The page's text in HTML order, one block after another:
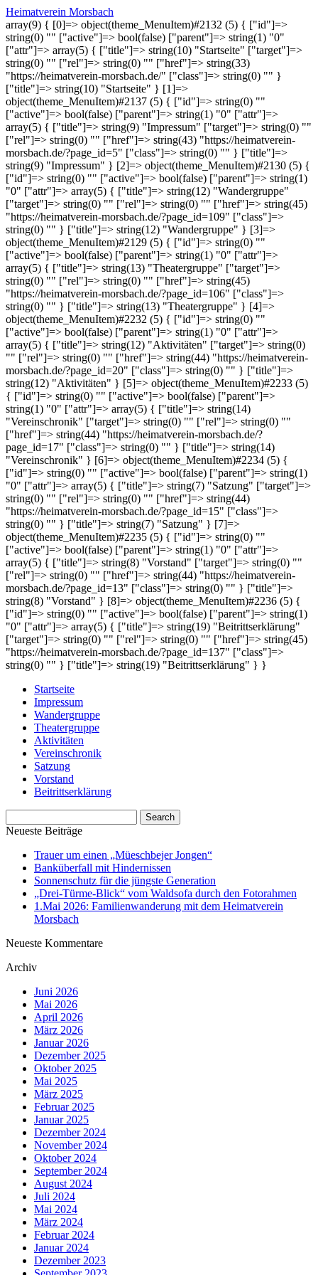
Heimatverein Morsbach
array(9) { [0]=> object(theme_MenuItem)#2132 (5) { ["id"]=>
string(0) "" ["active"]=> bool(false) ["parent"]=> string(1) "0"
["attr"]=> array(5) { ["title"]=> string(10) "Startseite" ["target"]=>
string(0) "" ["rel"]=> string(0) "" ["href"]=> string(33)
"https://heimatverein-morsbach.de/" ["class"]=> string(0) "" }
["title"]=> string(10) "Startseite" } [1]=>
object(theme_MenuItem)#2137 (5) { ["id"]=> string(0) ""
["active"]=> bool(false) ["parent"]=> string(1) "0" ["attr"]=>
array(5) { ["title"]=> string(9) "Impressum" ["target"]=> string(0) ""
["rel"]=> string(0) "" ["href"]=> string(43) "https://heimatverein-
morsbach.de/?page_id=5" ["class"]=> string(0) "" } ["title"]=>
string(9) "Impressum" } [2]=> object(theme_MenuItem)#2130 (5) {
["id"]=> string(0) "" ["active"]=> bool(false) ["parent"]=> string(1)
"0" ["attr"]=> array(5) { ["title"]=> string(12) "Wandergruppe"
["target"]=> string(0) "" ["rel"]=> string(0) "" ["href"]=> string(45)
"https://heimatverein-morsbach.de/?page_id=109" ["class"]=>
string(0) "" } ["title"]=> string(12) "Wandergruppe" } [3]=>
object(theme_MenuItem)#2129 (5) { ["id"]=> string(0) ""
["active"]=> bool(false) ["parent"]=> string(1) "0" ["attr"]=>
array(5) { ["title"]=> string(13) "Theatergruppe" ["target"]=>
string(0) "" ["rel"]=> string(0) "" ["href"]=> string(45)
"https://heimatverein-morsbach.de/?page_id=106" ["class"]=>
string(0) "" } ["title"]=> string(13) "Theatergruppe" } [4]=>
object(theme_MenuItem)#2232 (5) { ["id"]=> string(0) ""
["active"]=> bool(false) ["parent"]=> string(1) "0" ["attr"]=>
array(5) { ["title"]=> string(12) "Aktivitäten" ["target"]=> string(0)
"" ["rel"]=> string(0) "" ["href"]=> string(44) "https://heimatverein-
morsbach.de/?page_id=20" ["class"]=> string(0) "" } ["title"]=>
string(12) "Aktivitäten" } [5]=> object(theme_MenuItem)#2233 (5)
{ ["id"]=> string(0) "" ["active"]=> bool(false) ["parent"]=>
string(1) "0" ["attr"]=> array(5) { ["title"]=> string(14)
"Vereinschronik" ["target"]=> string(0) "" ["rel"]=> string(0) ""
["href"]=> string(44) "https://heimatverein-morsbach.de/?
page_id=17" ["class"]=> string(0) "" } ["title"]=> string(14)
"Vereinschronik" } [6]=> object(theme_MenuItem)#2234 (5) {
["id"]=> string(0) "" ["active"]=> bool(false) ["parent"]=> string(1)
"0" ["attr"]=> array(5) { ["title"]=> string(7) "Satzung" ["target"]=>
string(0) "" ["rel"]=> string(0) "" ["href"]=> string(44)
"https://heimatverein-morsbach.de/?page_id=15" ["class"]=>
string(0) "" } ["title"]=> string(7) "Satzung" } [7]=>
object(theme_MenuItem)#2235 (5) { ["id"]=> string(0) ""
["active"]=> bool(false) ["parent"]=> string(1) "0" ["attr"]=>
array(5) { ["title"]=> string(8) "Vorstand" ["target"]=> string(0) ""
["rel"]=> string(0) "" ["href"]=> string(44) "https://heimatverein-
morsbach.de/?page_id=13" ["class"]=> string(0) "" } ["title"]=>
string(8) "Vorstand" } [8]=> object(theme_MenuItem)#2236 (5) {
["id"]=> string(0) "" ["active"]=> bool(false) ["parent"]=> string(1)
"0" ["attr"]=> array(5) { ["title"]=> string(19) "Beitrittserklärung"
["target"]=> string(0) "" ["rel"]=> string(0) "" ["href"]=> string(45)
"https://heimatverein-morsbach.de/?page_id=137" ["class"]=>
string(0) "" } ["title"]=> string(19) "Beitrittserklärung" } }
Startseite
Impressum
Wandergruppe
Theatergruppe
Aktivitäten
Vereinschronik
Satzung
Vorstand
Beitrittserklärung
Neueste Beiträge
Trauer um einen „Müeschbejer Jongen“
Banküberfall mit Hindernissen
Sonnenschutz für die jüngste Generation
„Drei-Türme-Blick“ vom Waldsofa durch den Fotorahmen
1.Mai 2026: Familienwanderung mit dem Heimatverein
Morsbach
Neueste Kommentare
Archiv
Juni 2026
Mai 2026
April 2026
März 2026
Januar 2026
Dezember 2025
Oktober 2025
Mai 2025
März 2025
Februar 2025
Januar 2025
Dezember 2024
November 2024
Oktober 2024
September 2024
August 2024
Juli 2024
Mai 2024
März 2024
Februar 2024
Januar 2024
Dezember 2023